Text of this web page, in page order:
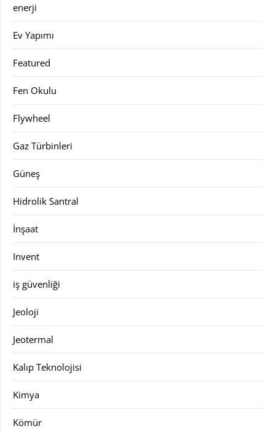
enerji
Ev Yapımı
Featured
Fen Okulu
Flywheel
Gaz Türbinleri
Güneş
Hidrolik Santral
İnşaat
Invent
iş güvenliği
Jeoloji
Jeotermal
Kalıp Teknolojisi
Kimya
Kömür